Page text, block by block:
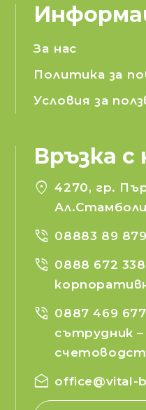
За нас
Политика за
Условия за
Връзка с
location_on 4270, гр.
phone_in_talk 08883 89 879
phone_in_talk 0888 672 338
phone_in_talk 0887 469 677
сътрудник
drafts office@vital-